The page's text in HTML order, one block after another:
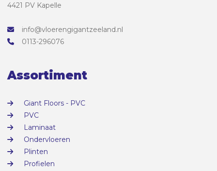
4421 PV Kapelle
info@vloerengigantzeeland.nl
0113-296076
Assortiment
Giant Floors - PVC
PVC
Laminaat
Ondervloeren
Plinten
Profielen